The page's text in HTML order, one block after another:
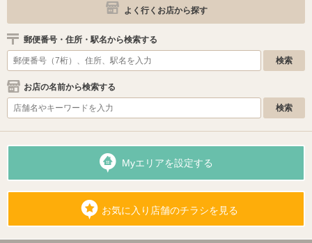
よく行くお店から探す
郵便番号・住所・駅名から検索する
お店の名前から検索する
Myエリアを設定する
お気に入り店舗のチラシを見る